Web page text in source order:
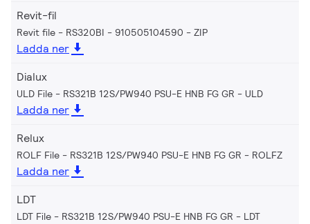
Revit-fil
Revit file - RS320BI - 910505104590 ZIP
Ladda ner
Dialux
ULD File - RS321B 12S/PW940 PSU-E HNB FG GR ULD
Ladda ner
Relux
ROLF File - RS321B 12S/PW940 PSU-E HNB FG GR ROLFZ
Ladda ner
LDT
LDT File - RS321B 12S/PW940 PSU-E HNB FG GR LDT